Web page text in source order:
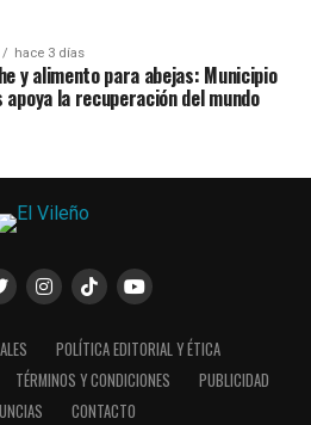
hace 3 días
y alimento para abejas: Municipio
apoya la recuperación del mundo
POLÍTICA EDITORIAL Y ÉTICA
TÉRMINOS Y CONDICIONES
PUBLICIDAD
CONTACTO